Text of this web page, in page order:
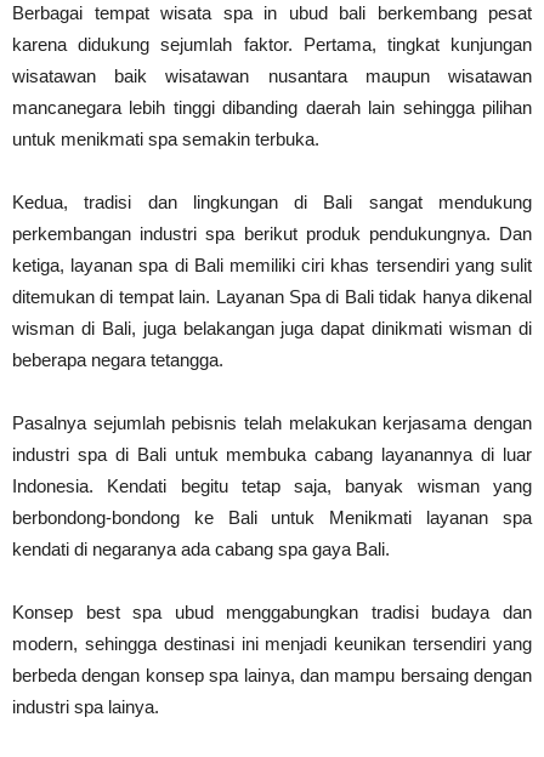
Berbagai tempat wisata spa in ubud bali berkembang pesat
karena didukung sejumlah faktor. Pertama, tingkat kunjungan
wisatawan baik wisatawan nusantara maupun wisatawan
mancanegara lebih tinggi dibanding daerah lain sehingga pilihan
untuk menikmati spa semakin terbuka.
Kedua, tradisi dan lingkungan di Bali sangat mendukung
perkembangan industri spa berikut produk pendukungnya. Dan
ketiga, layanan spa di Bali memiliki ciri khas tersendiri yang sulit
ditemukan di tempat lain. Layanan Spa di Bali tidak hanya dikenal
wisman di Bali, juga belakangan juga dapat dinikmati wisman di
beberapa negara tetangga.
Pasalnya sejumlah pebisnis telah melakukan kerjasama dengan
industri spa di Bali untuk membuka cabang layanannya di luar
Indonesia. Kendati begitu tetap saja, banyak wisman yang
berbondong-bondong ke Bali untuk Menikmati layanan spa
kendati di negaranya ada cabang spa gaya Bali.
Konsep best spa ubudmenggabungkan tradisi budaya dan
modern, sehingga destinasi ini menjadi keunikan tersendiri yang
berbeda dengan konsep spa lainya, dan mampu bersaing dengan
industri spa lainya.